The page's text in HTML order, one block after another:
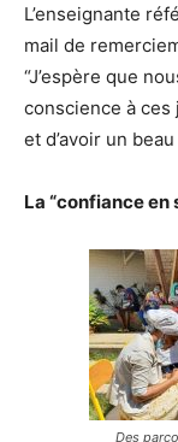
L’enseignante
mail de
“J’espère que
conscience à ces
et d’avoir un
La “confiance en
Des